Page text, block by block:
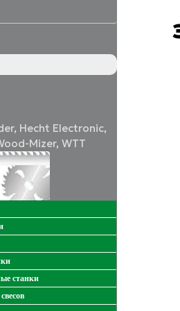
, Hecht Electronic,
Mizer,WTT
станки